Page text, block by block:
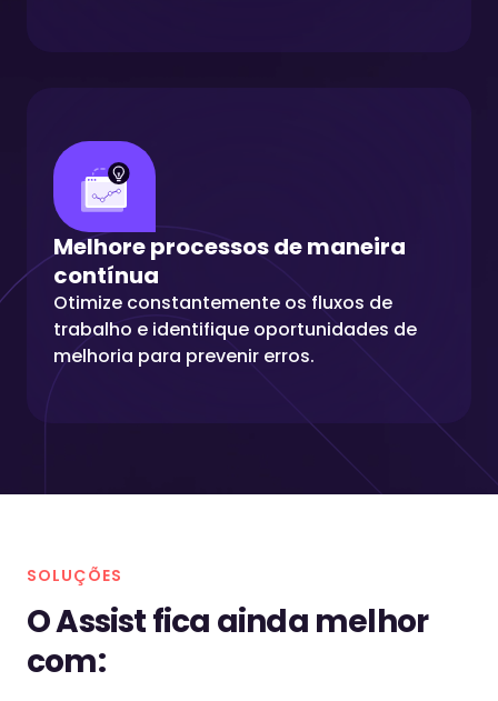
Melhore processos de maneira
contínua
Otimize constantemente os fluxos de
trabalho e identifique oportunidades de
melhoria para prevenir erros.
SOLUÇÕES
O Assist fica ainda melhor
com: